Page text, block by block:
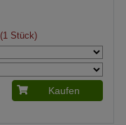
Stück)
Kaufen